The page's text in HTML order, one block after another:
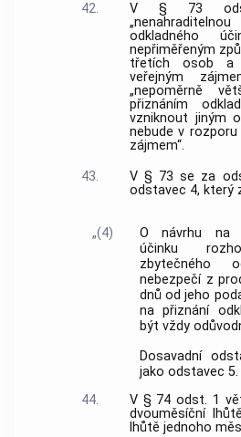
42.
V § 73
odkladného
nepřiměřeným
třetích osob
veřejným
„nepoměrně
přiznáním
vzniknout jiným
nebude v
zájmem“.
43.
V § 73 se za
odstavec 4, který
„(4)
O návrhu na
účinku
zbytečného
nebezpečí z
dnů od jeho
na přiznání
být vždy
Dosavadní
jako odstavec 5.
44.
V § 74 odst. 1
dvouměsíční
lhůtě jednoho